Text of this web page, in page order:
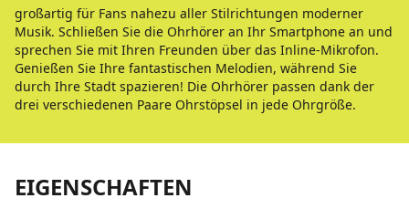
großartig für Fans nahezu aller Stilrichtungen moderner
Musik. Schließen Sie die Ohrhörer an Ihr Smartphone an und
sprechen Sie mit Ihren Freunden über das Inline-Mikrofon.
Genießen Sie Ihre fantastischen Melodien, während Sie
durch Ihre Stadt spazieren! Die Ohrhörer passen dank der
drei verschiedenen Paare Ohrstöpsel in jede Ohrgröße.
EIGENSCHAFTEN